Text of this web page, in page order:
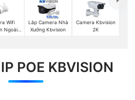
Wifi
Ngoài
Lắp Camera Nhà
Xưởng Kbvision
Camera Kbvision
2K
POE KBVISION